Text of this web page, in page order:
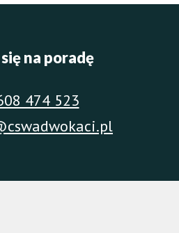
na poradę
474 523